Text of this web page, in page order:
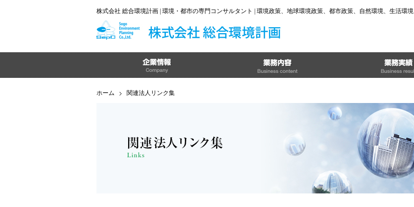
株式会社 総合環境計画 | 環境・都市の専門コンサルタント | 環境政策、地球環境政策、都市政策、自然環境、生活環境
ホーム 関連法人リンク集